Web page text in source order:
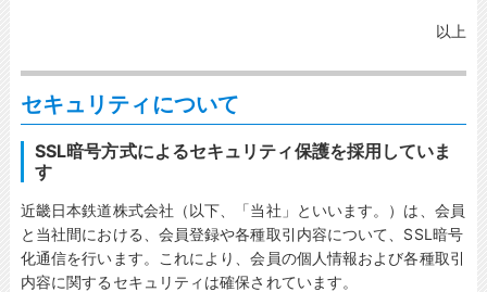
以上
セキュリティについて
SSL暗号方式によるセキュリティ保護を採用していま
す
近畿日本鉄道株式会社（以下、「当社」といいます。）は、会員
と当社間における、会員登録や各種取引内容について、SSL暗号
化通信を行います。これにより、会員の個人情報および各種取引
内容に関するセキュリティは確保されています。